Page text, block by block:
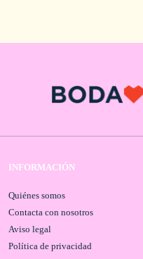
INFORMACIÓN
Quiénes somos
Contacta con nosotros
Aviso legal
Política de privacidad